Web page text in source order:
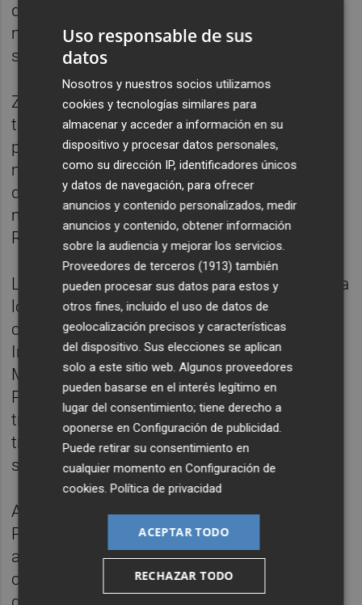
que ha defendido “una regulación más clara,
más técnica, más coherente y con mayor
seguridad jurídica”.
Zapata, refrendando el mensaje de FEPEX,
también ha recordado que en 2026 la
prioridad debe ser aumentar competitividad,
mejorar las condiciones de producción y
defender a los productores europeos con
más fuerza en Bruselas y en los mercados.
Reconocimientos
La Asamblea también ha tenido espacio para
los reconocimientos a las grandes
contribuciones al sector, traducidas en las
Insignias de Oro de Proexport. A José
Méndez, fundador de Grupo Agrícola
Perichán, se le ha homenajeado por su
trayectoria profesional, “por una vida de
trabajo, iniciativa y compromiso con el
sector, y de manera especial con el tomate”.
Asimismo, la Comunidad de Regantes de
Pulpí ha sido distinguida por su gestión del
agua y su impacto socioeconómico en la
comarca, “prototipo de lo que significa
Uso responsable de sus
datos
Nosotros y nuestros socios utilizamos
cookies y tecnologías similares para
almacenar y acceder a información en su
dispositivo y procesar datos personales,
como su dirección IP, identificadores únicos
y datos de navegación, para ofrecer
anuncios y contenido personalizados, medir
anuncios y contenido, obtener información
sobre la audiencia y mejorar los servicios.
Proveedores de terceros (1913) también
pueden procesar sus datos para estos y
otros fines, incluido el uso de datos de
geolocalización precisos y características
del dispositivo. Sus elecciones se aplican
solo a este sitio web. Algunos proveedores
pueden basarse en el interés legítimo en
lugar del consentimiento; tiene derecho a
oponerse enConfiguración de publicidad
Puede retirar su consentimiento en
cualquier momento enConfiguración de
cookies .Política de privacidad
ACEPTAR TODO
RECHAZAR TODO